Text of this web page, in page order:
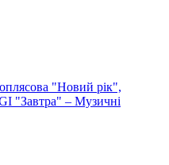
"Новий рік",
"Завтра" – Музичні